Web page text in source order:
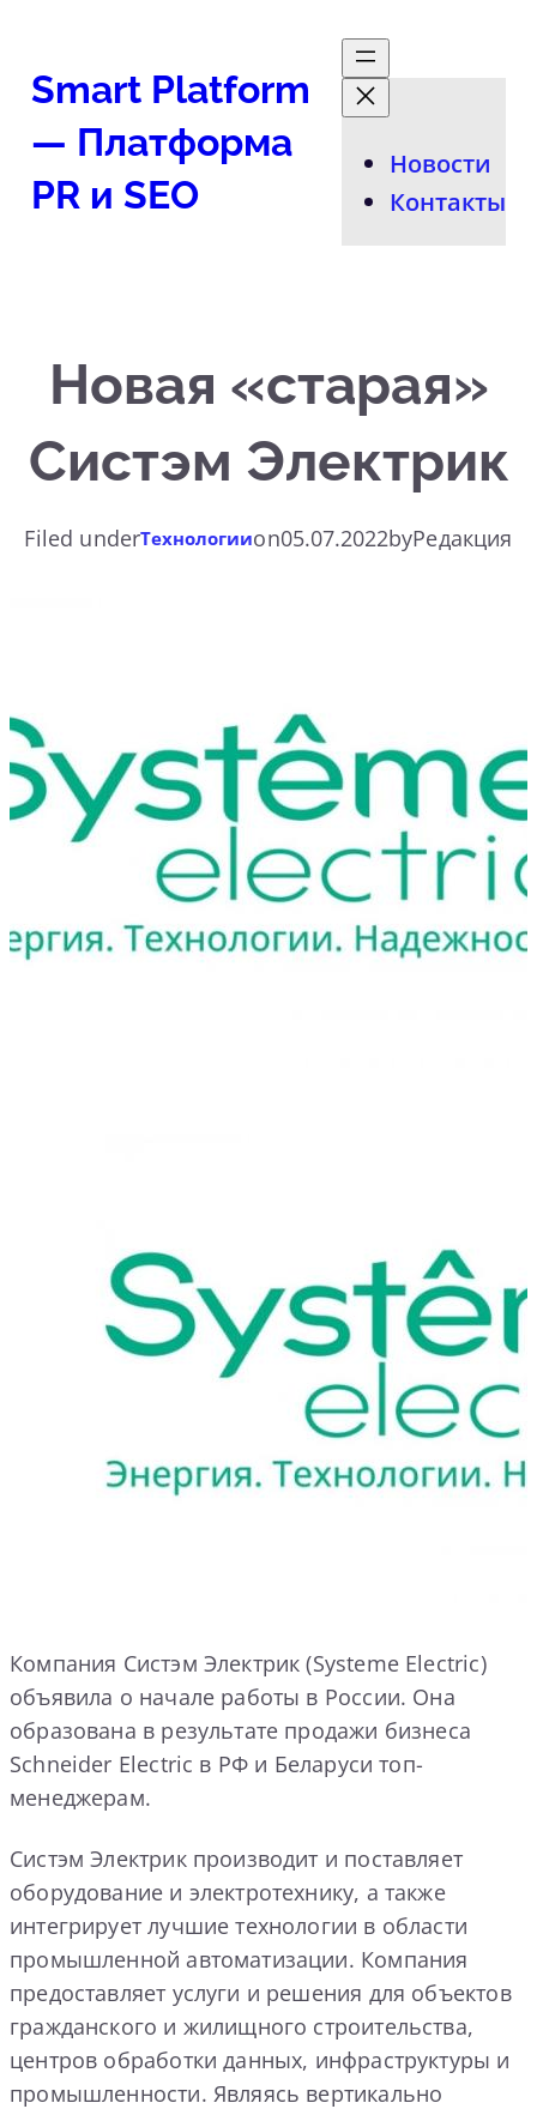
содержимому
Smart Platform
— Платформа
PR и SEO
Новости
Контакты
Новая «старая»
Систэм Электрик
Filed underТехнологииon05.07.2022byРедакция
Компания Систэм Электрик (Systeme Electric)
объявила о начале работы в России. Она
образована в результате продажи бизнеса
Schneider Electric в РФ и Беларуси топ-
менеджерам.
Систэм Электрик производит и поставляет
оборудование и электротехнику, а также
интегрирует лучшие технологии в области
промышленной автоматизации. Компания
предоставляет услуги и решения для объектов
гражданского и жилищного строительства,
центров обработки данных, инфраструктуры и
промышленности. Являясь вертикально